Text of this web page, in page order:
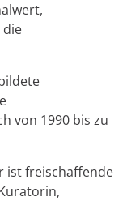
die
von 1990 bis zu
ist freischaffende